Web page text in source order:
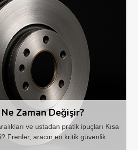
Zaman Değişir?
ve ustadan pratik ipuçları Kısa
Frenler, aracın en kritik güvenlik ...